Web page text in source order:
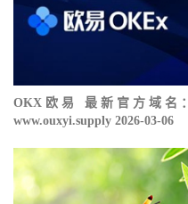
OKX欧易 最新官方域名：
www.ouxyi.supply 2026-03-06